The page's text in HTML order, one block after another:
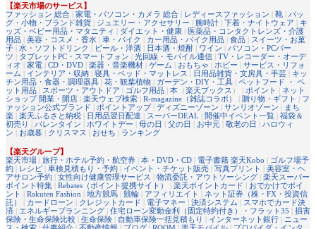
【楽天市場のサービス】
ファッション 総合 | 家電・パソコン・カメラ 総合 | レディースファッション | 靴 | バッ
グ・小物・ブランド雑貨 | ジュエリー・アクセサリー | 腕時計 | 下着・ナイトウェア | キ
ッズ・ベビー用品・マタニティ | ダイエット・健康 | 医薬品・コンタクトレンズ・介護
用品 | 美容・コスメ・香水 | 車・バイク | カー用品・バイク用品 | 食品 | スイーツ・お菓
子 | 水・ソフトドリンク | ビール・洋酒 | 日本酒・焼酎 | ワイン | パソコン・PCパー
ツ | タブレットPC・スマートフォン | 光回線・モバイル通信 | TV・レコーダー・オーデ
ィオ | 家電 | CD・DVD | 楽器・音楽機材 | ゲーム | おもちゃ | ホビー | サービス・リフォ
ーム | インテリア・収納 | 寝具・ベッド・マットレス | 日用品雑貨・文房具・手芸 | キッ
チン用品・食器・調理器具 | 花・観葉植物 | ガーデン・DIY・工具 | ペットフード ・ ペ
ット用品 | スポーツ・アウトドア | ゴルフ用品 | 本 （楽天ブックス ） | ポイント | ネット
ショップ 開業・開店 | 楽天ウェブ検索 | R-magazine（雑誌コラボ） | 贈り物・ギフト | フ
ァッション公式ブランド | ポイントアップ| ディズニーゾーン | サンリオゾーン | まち
楽 | 楽天ふるさと納税 | 日用品翌日配達 | スーパーDEAL | 開催中イベント一覧 | 福袋＆
初売り | バレンタイン | ホワイトデー | 母の日 | 父の日 | お中元 | 敬老の日 | ハロウィ
ン | お歳暮 | クリスマス | おせち | ランキング
【楽天グループ】
楽天市場 | 旅行・ホテル予約・航空券 | 本・DVD・CD | 電子書籍 楽天Kobo | ゴルフ場予
約 | レシピ | 車検見積もり・予約 | イベント・チケット販売 | 写真プリント | 美容室・ヘ
アサロン予約 | 女性向け健康管理サービス | 物流委託・アウトソーシング | 楽天スーパー
ポイント特集 | Rebates（ポイント提携サイト） | 楽天ポイントカード | おでかけでポイ
ント | Rakuten Fashion | 地方競馬 | 競輪 | アフィリエイト | ネット証券（株・FX・投資信
託）
| カードローン | クレジットカード | 電子マネー | 決済システム | スマホでカード決
済 | エネルギープランニング | 住宅ローン変動金利（固定特約付き）・フラット35 | 損害
保険・生命保険比較 | 生命保険 | 自動車保険一括見積もり | インターネット銀行 | ニュー